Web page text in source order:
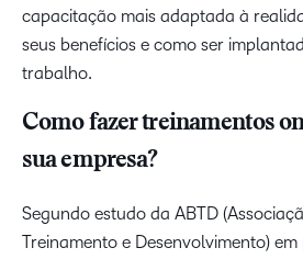
capacitação mais adaptada à
seus benefícios e como ser
trabalho.
Como fazer treinamentos
sua empresa?
Segundo estudo da ABTD
Treinamento e Desenvolvimento)